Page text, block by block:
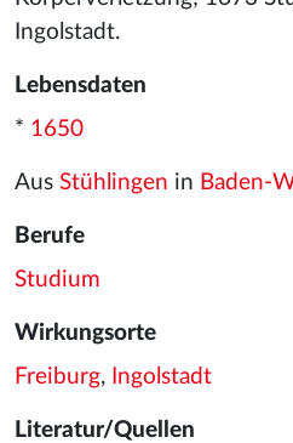
Ingolstadt.
Lebensdaten
* 1650
Aus Stühlingen in Baden-
Berufe
Studium
Wirkungsorte
Freiburg, Ingolstadt
Literatur/Quellen